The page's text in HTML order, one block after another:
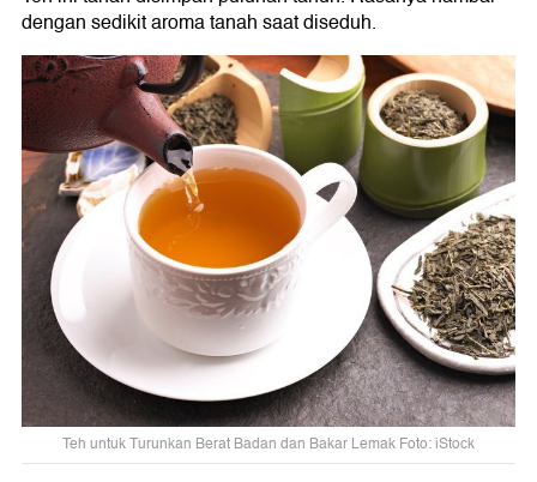
dengan sedikit aroma tanah saat diseduh.
Teh untuk Turunkan Berat Badan dan Bakar Lemak Foto: iStock